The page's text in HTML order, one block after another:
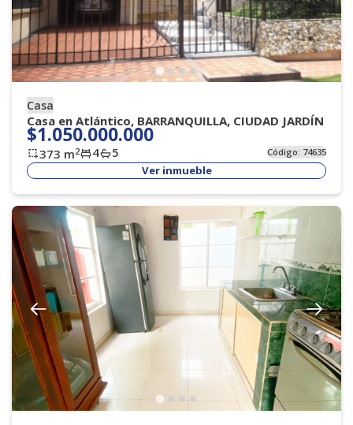
Casa
Casa en Atlántico, BARRANQUILLA, CIUDAD JARDÍN
$1.050.000.000
373 m2 4 5 Código: 74635
Ver inmueble